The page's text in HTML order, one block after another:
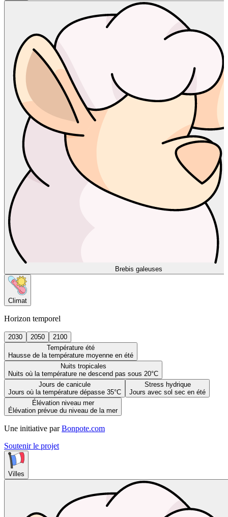
Brebis galeuses
Climat
Horizon temporel
2030 2050
2100
Température été
Hausse de la température moyenne en été
Nuits tropicales
Nuits où la température ne descend pas sous 20°C
Jours de canicule
Jours où la température dépasse 35°C
Stress hydrique
Jours avec sol sec en été
Élévation niveau mer
Élévation prévue du niveau de la mer
Une initiative par Bonpote.com
Soutenir le projet
Villes